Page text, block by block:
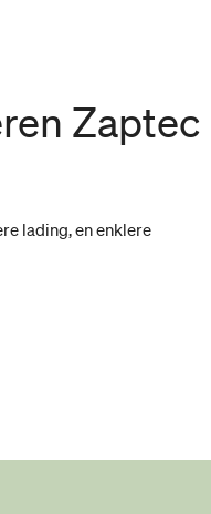
Zaptec
lading, en enklere